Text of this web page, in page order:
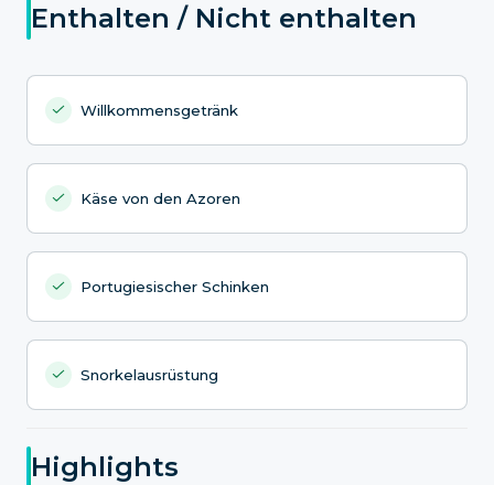
Enthalten / Nicht enthalten
Willkommensgetränk
Käse von den Azoren
Portugiesischer Schinken
Snorkelausrüstung
Highlights